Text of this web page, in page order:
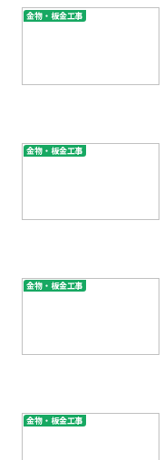
金物・板金工事
金物・板金工事
金物・板金工事
金物・板金工事